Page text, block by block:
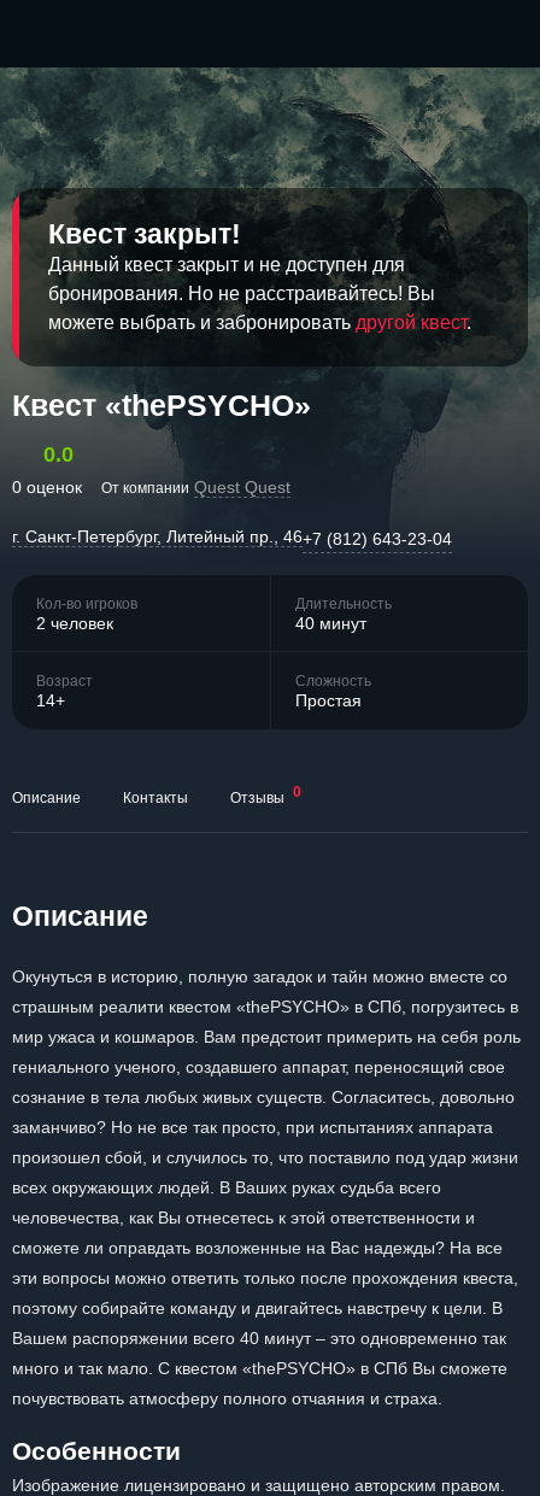
Квест закрыт!
Данный квест закрыт и не доступен для
бронирования. Но не расстраивайтесь! Вы
можете выбрать и забронировать другой квест.
Квест «thePSYCHO»
0.0
0 оценок От компании Quest Quest
г. Санкт-Петербург, Литейный пр., 46+7 (812) 643-23-04
Кол-во игроков
2 человек
Длительность
40 минут
Возраст
14+
Сложность
Простая
Описание Контакты Отзывы 0
Описание
Окунуться в историю, полную загадок и тайн можно вместе со
страшным реалити квестом «thePSYCHO» в СПб, погрузитесь в
мир ужаса и кошмаров. Вам предстоит примерить на себя роль
гениального ученого, создавшего аппарат, переносящий свое
сознание в тела любых живых существ. Согласитесь, довольно
заманчиво? Но не все так просто, при испытаниях аппарата
произошел сбой, и случилось то, что поставило под удар жизни
всех окружающих людей. В Ваших руках судьба всего
человечества, как Вы отнесетесь к этой ответственности и
сможете ли оправдать возложенные на Вас надежды? На все
эти вопросы можно ответить только после прохождения квеста,
поэтому собирайте команду и двигайтесь навстречу к цели. В
Вашем распоряжении всего 40 минут – это одновременно так
много и так мало. С квестом «thePSYCHO» в СПб Вы сможете
почувствовать атмосферу полного отчаяния и страха.
Особенности
Изображение лицензировано и защищено авторским правом.